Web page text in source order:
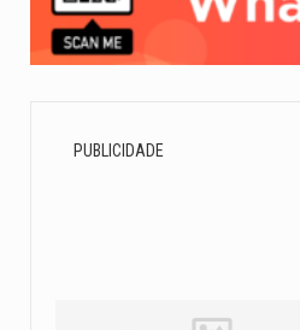
PUBLICIDADE